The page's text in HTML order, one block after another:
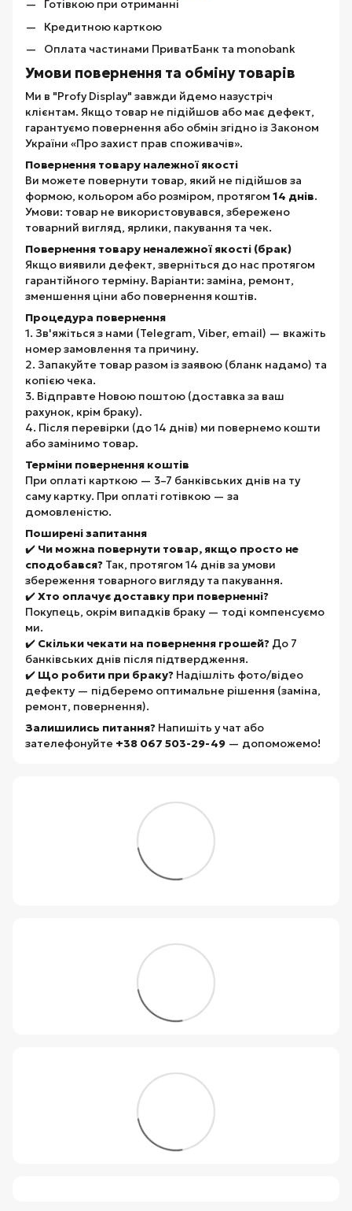
Готівкою при отриманні
Кредитною карткою
Оплата частинами ПриватБанк та monobank
Умови повернення та обміну товарів
Ми в "Profy Display" завжди йдемо назустріч
клієнтам. Якщо товар не підійшов або має дефект,
гарантуємо повернення або обмін згідно із Законом
України «Про захист прав споживачів».
Повернення товару належної якості
Ви можете повернути товар, який не підійшов за
формою, кольором або розміром, протягом 14 днів.
Умови: товар не використовувався, збережено
товарний вигляд, ярлики, пакування та чек.
Повернення товару неналежної якості (брак)
Якщо виявили дефект, зверніться до нас протягом
гарантійного терміну. Варіанти: заміна, ремонт,
зменшення ціни або повернення коштів.
Процедура повернення
1. Зв'яжіться з нами (Telegram, Viber, email) — вкажіть
номер замовлення та причину.
2. Запакуйте товар разом із заявою (бланк надамо) та
копією чека.
3. Відправте Новою поштою (доставка за ваш
рахунок, крім браку).
4. Після перевірки (до 14 днів) ми повернемо кошти
або замінимо товар.
Терміни повернення коштів
При оплаті карткою — 3–7 банківських днів на ту
саму картку. При оплаті готівкою — за
домовленістю.
Поширені запитання
✔️ Чи можна повернути товар, якщо просто не
сподобався? Так, протягом 14 днів за умови
збереження товарного вигляду та пакування.
✔️Хто оплачує доставку при поверненні?
Покупець, окрім випадків браку — тоді компенсуємо
ми.
✔️ Скільки чекати на повернення грошей? До 7
банківських днів після підтвердження.
✔️ Що робити при браку? Надішліть фото/відео
дефекту — підберемо оптимальне рішення (заміна,
ремонт, повернення).
Залишились питання? Напишіть у чат або
зателефонуйте +38 067 503-29-49 — допоможемо!